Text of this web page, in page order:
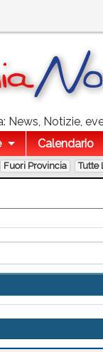
News, Notizie,
Calendario
Fuori Provincia Tutte